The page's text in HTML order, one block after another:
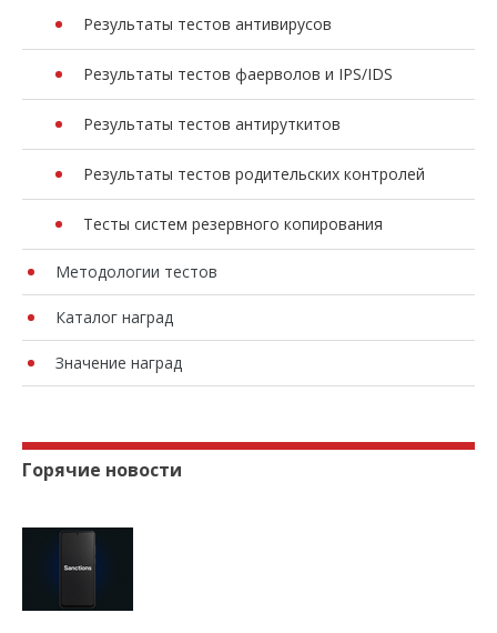
Результаты тестов антивирусов
Результаты тестов фаерволов и IPS/IDS
Результаты тестов антируткитов
Результаты тестов родительских контролей
Тесты систем резервного копирования
Методологии тестов
Каталог наград
Значение наград
Горячие новости